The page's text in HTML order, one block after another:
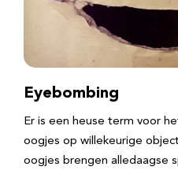
Eyebombing
Er is een heuse term voor
oogjes op willekeurige
oogjes brengen alledaagse